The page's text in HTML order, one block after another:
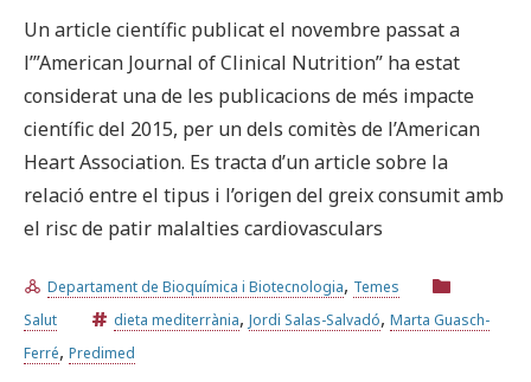
Un article científic publicat el novembre passat a
l’”American Journal of Clinical Nutrition” ha estat
considerat una de les publicacions de més impacte
científic del 2015, per un dels comitès de l’American
Heart Association. Es tracta d’un article sobre la
relació entre el tipus i l’origen del greix consumit amb
el risc de patir malalties cardiovasculars
Departament de Bioquímica i Biotecnologia, Temes
Salut
dieta mediterrània, Jordi Salas-Salvadó, Marta Guasch-
Ferré, Predimed